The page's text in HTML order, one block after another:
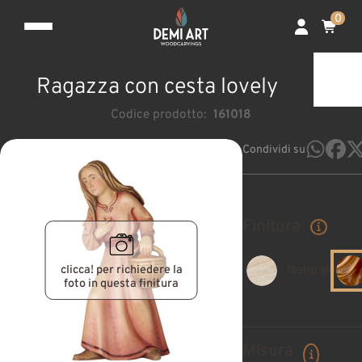
0
Ragazza con cesta lovely
Codice prodotto: 161018
clicca! per richiedere la
foto in questa finitura
Condividi su